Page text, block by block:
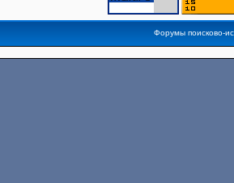
Форумы поисково-